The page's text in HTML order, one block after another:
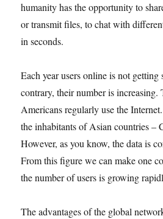
humanity has the opportunity to
or transmit files, to chat with
in seconds.
Each year users online is not getting
contrary, their number is increasing.
Americans regularly use the
the inhabitants of Asian countries –
However, as you know, the data is
From this figure we can make one
the number of users is growing
The advantages of the global